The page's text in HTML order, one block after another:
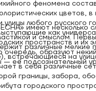
феномена
цветов, в
любого русского
как
пространств и их
очередь, образуют
— её подсознательный
имеют несколько
и смыслом.
различные мелкие
встречающиеся на
в себя различные
границы, забора,
городского